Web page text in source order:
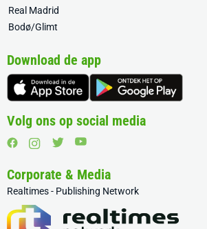
Real Madrid
Bodø/Glimt
Download de app
Volg ons op social media
Corporate & Media
Realtimes - Publishing Network